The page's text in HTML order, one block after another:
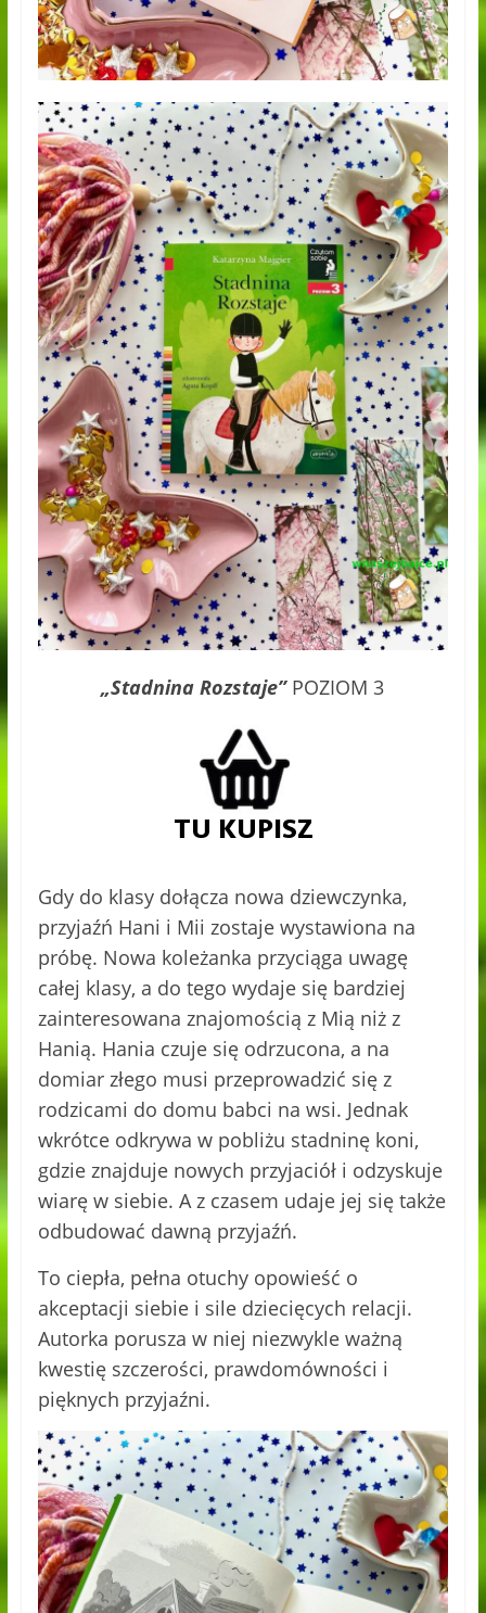
„Stadnina Rozstaje”POZIOM 3
Gdy do klasy dołącza nowa dziewczynka,
przyjaźń Hani i Mii zostaje wystawiona na
próbę. Nowa koleżanka przyciąga uwagę
całej klasy, a do tego wydaje się bardziej
zainteresowana znajomością z Mią niż z
Hanią. Hania czuje się odrzucona, a na
domiar złego musi przeprowadzić się z
rodzicami do domu babci na wsi. Jednak
wkrótce odkrywa w pobliżu stadninę koni,
gdzie znajduje nowych przyjaciół i odzyskuje
wiarę w siebie. A z czasem udaje jej się także
odbudować dawną przyjaźń.
To ciepła, pełna otuchy opowieść o
akceptacji siebie i sile dziecięcych relacji.
Autorka porusza w niej niezwykle ważną
kwestię szczerości, prawdomówności i
pięknych przyjaźni.